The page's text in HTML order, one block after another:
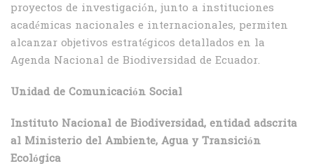
proyectos de investigación, junto a instituciones
académicas nacionales e internacionales, permiten
alcanzar objetivos estratégicos detallados en la
Agenda Nacional de Biodiversidad de Ecuador.
Unidad de Comunicación Social
Instituto Nacional de Biodiversidad, entidad adscrita
al Ministerio del Ambiente, Agua y Transición
Ecológica